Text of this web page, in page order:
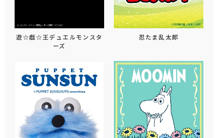
遊☆戯☆王デュエルモンスタ
ーズ
忍たま乱太郎